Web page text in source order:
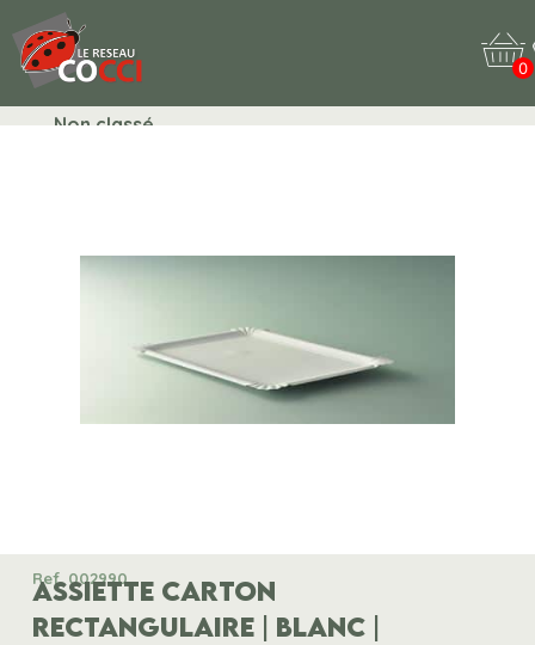
0
Non classé
Ref. 002990
ASSIETTE CARTON
RECTANGULAIRE | BLANC |